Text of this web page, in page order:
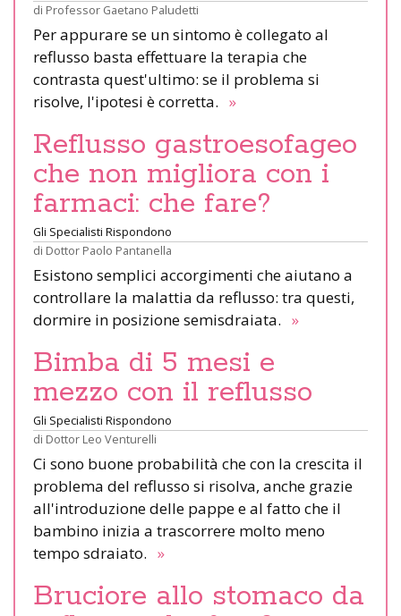
di Professor Gaetano Paludetti
Per appurare se un sintomo è collegato al
reflusso basta effettuare la terapia che
contrasta quest'ultimo: se il problema si
risolve, l'ipotesi è corretta. »
Reflusso gastroesofageo
che non migliora con i
farmaci: che fare?
Gli Specialisti Rispondono
di Dottor Paolo Pantanella
Esistono semplici accorgimenti che aiutano a
controllare la malattia da reflusso: tra questi,
dormire in posizione semisdraiata. »
Bimba di 5 mesi e
mezzo con il reflusso
Gli Specialisti Rispondono
di Dottor Leo Venturelli
Ci sono buone probabilità che con la crescita il
problema del reflusso si risolva, anche grazie
all'introduzione delle pappe e al fatto che il
bambino inizia a trascorrere molto meno
tempo sdraiato. »
Bruciore allo stomaco da